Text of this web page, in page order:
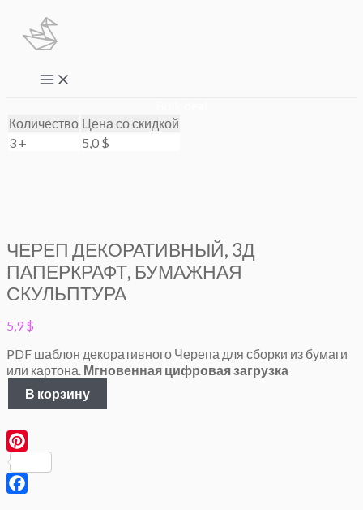
Перейти
содержимому
Main
Menu
Количество Цена со скидкой
3 +
5,0 $
ЧЕРЕП ДЕКОРАТИВНЫЙ, 3Д
ПАПЕРКРАФТ, БУМАЖНАЯ
СКУЛЬПТУРА
5,9 $
PDF шаблон декоративного Черепа для сборки из бумаги
или картона. Мгновенная цифровая загрузка
Количество
товара
декоративный,
3Д
Паперкрафт,
Бумажная
В корзину